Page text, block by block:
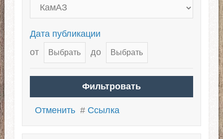
Дата публикации
от
до
Отменить # Ссылка